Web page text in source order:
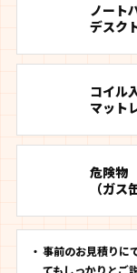
ノート
デスク
コイル
マット
危険物
（ガス
事前のお見積りに
てもしっかりとご